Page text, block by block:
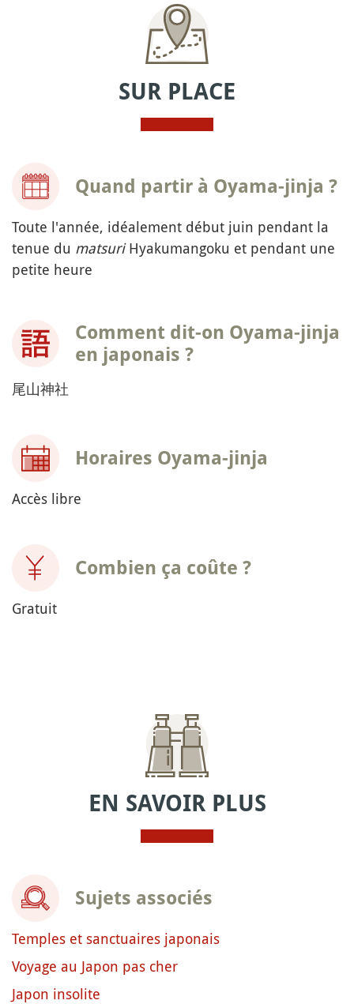
SUR PLACE
Quand partir à Oyama-jinja ?
Toute l'année, idéalement début juin pendant la
tenue du matsuriHyakumangoku et pendant une
petite heure
Comment dit-on Oyama-jinja
en japonais ?
尾山神社
Horaires Oyama-jinja
Accès libre
Combien ça coûte ?
Gratuit
EN SAVOIR PLUS
Sujets associés
Temples et sanctuaires japonais
Voyage au Japon pas cher
Japon insolite